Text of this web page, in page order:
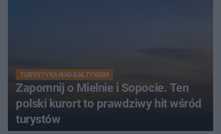
TURYSTYKA NAD BAŁTYKIEM
Zapomnij o Mielnie i Sopocie. Ten
polski kurort to prawdziwy hit wśród
turystów